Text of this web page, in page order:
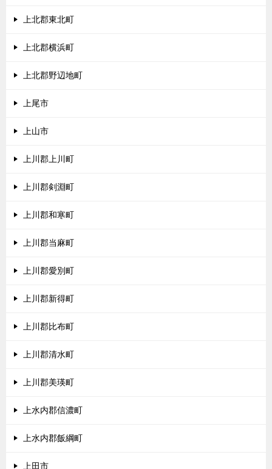
上北郡東北町
上北郡横浜町
上北郡野辺地町
上尾市
上山市
上川郡上川町
上川郡剣淵町
上川郡和寒町
上川郡当麻町
上川郡愛別町
上川郡新得町
上川郡比布町
上川郡清水町
上川郡美瑛町
上水内郡信濃町
上水内郡飯綱町
上田市